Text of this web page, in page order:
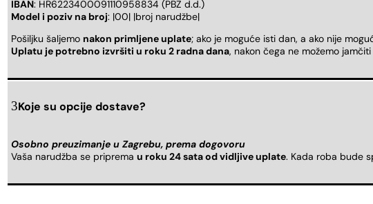
IBAN: HR6223400091110958834 (PBZ d.d.)
Model i poziv na broj: |00| |broj narudžbe|
Pošiljku šaljemo nakon primljene uplate; ako je moguće isti dan, a ako nije
Uplatu je potrebno izvršiti u roku 2 radna dana, nakon čega ne možemo
Koje su opcije dostave?
Osobno preuzimanje u Zagrebu, prema dogovoru
Vaša narudžba se priprema u roku 24 sata od vidljive uplate. Kada roba bude